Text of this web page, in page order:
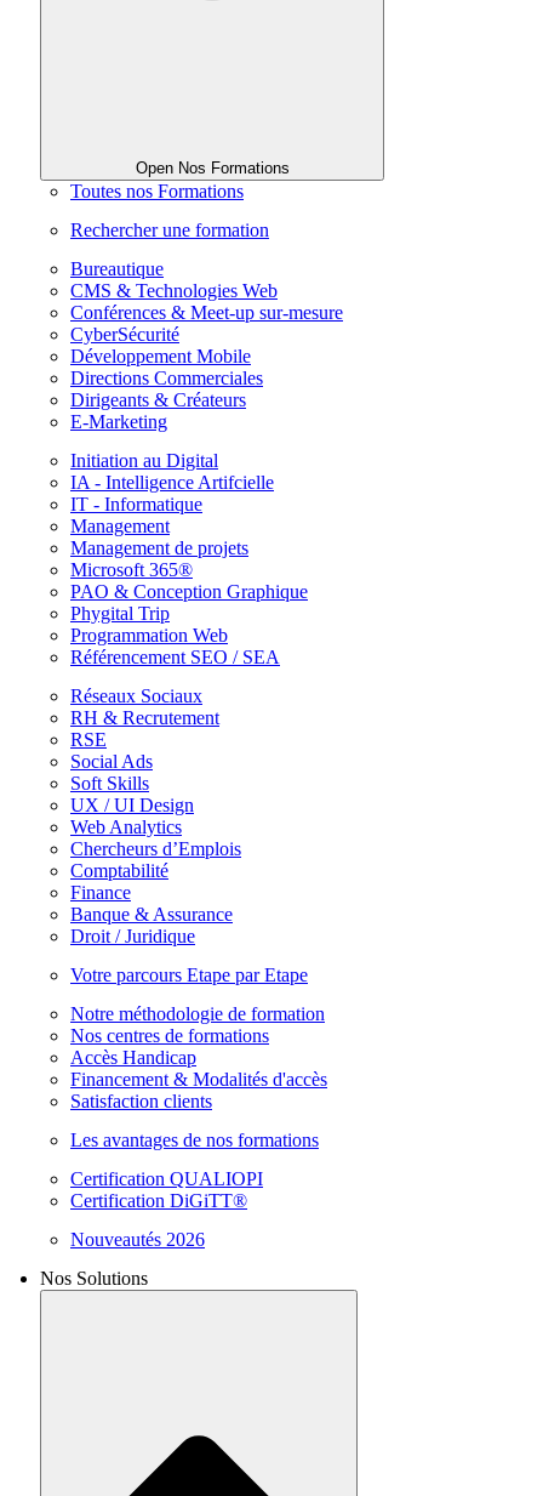
Open Nos Formations
Toutes nos Formations
Rechercher une formation
Bureautique
CMS & Technologies Web
Conférences & Meet-up sur-mesure
CyberSécurité
Développement Mobile
Directions Commerciales
Dirigeants & Créateurs
E-Marketing
Initiation au Digital
IA - Intelligence Artifcielle
IT - Informatique
Management
Management de projets
Microsoft 365®
PAO & Conception Graphique
Phygital Trip
Programmation Web
Référencement SEO / SEA
Réseaux Sociaux
RH & Recrutement
RSE
Social Ads
Soft Skills
UX / UI Design
Web Analytics
Chercheurs d’Emplois
Comptabilité
Finance
Banque & Assurance
Droit / Juridique
Votre parcours Etape par Etape
Notre méthodologie de formation
Nos centres de formations
Accès Handicap
Financement & Modalités d'accès
Satisfaction clients
Les avantages de nos formations
Certification QUALIOPI
Certification DiGiTT®
Nouveautés 2026
Nos Solutions